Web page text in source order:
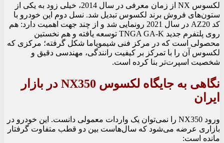
لکسوس NX از زمان معرفی در سال 2014، خیلی زود به یکی از
ستون‌های فروش برند لکسوس تبدیل شد. نسل دوم این خودرو با
کد AZ20 در سال 2021 رونمایی شد و از چند جهت اهمیت دارد: هم
روی پلتفرم جدید TNGA GA-K توسعه یافته و هم نخستین
محصولی است که در مرکز فنی شیمویاما شکل گرفته؛ مرکزی که
لکسوس آن را با تمرکز بر کیفیت رانندگی، مهندسی دقیق و
شخصیت اسپرت‌تر بنا کرده است.
نگاهی به جایگاه لکسوس NX350 در بازار
ایران
ورود NX350 را نمی‌توان یک واردات معمولی دانست. این خودرو در
بازاری عرضه می‌شود که سال‌هاست بین دو قطب متفاوت گرفتار
مانده است: